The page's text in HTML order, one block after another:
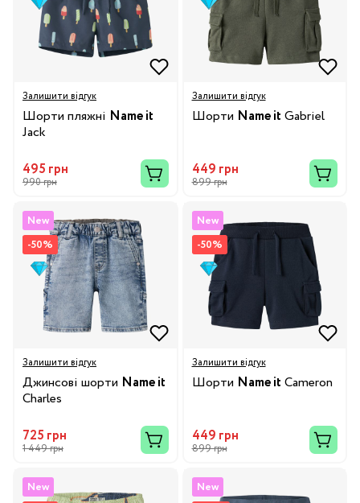
Залишити відгук
Шорти пляжні Name it
Jack
495 грн
990 грн
Залишити відгук
Шорти Name it Gabriel
449 грн
899 грн
New
-50%
Залишити відгук
Джинсові шорти Name it
Charles
725 грн
1 449 грн
New
-50%
Залишити відгук
Шорти Name it Cameron
449 грн
899 грн
New
New